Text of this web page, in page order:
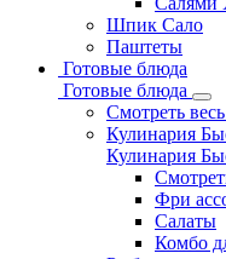
Шпик Сало
Паштеты
Готовые блюда
Готовые блюда
Смотреть
Кулинария
Кулинария
Фри
Салаты
Комбо